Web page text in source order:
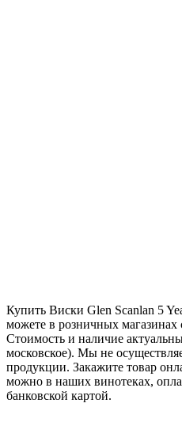
Купить Виски Glen Scanlan 5
можете в розничных
Стоимость и наличие
московское). Мы не
продукции. Закажите товар
можно в наших винотеках,
банковской картой.